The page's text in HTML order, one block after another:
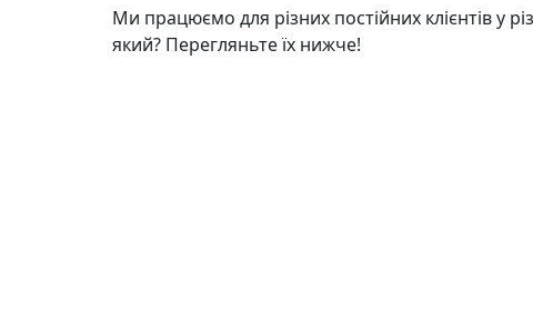
Ми працюємо для різних постійних клієнтів у
який? Перегляньте їх нижче!